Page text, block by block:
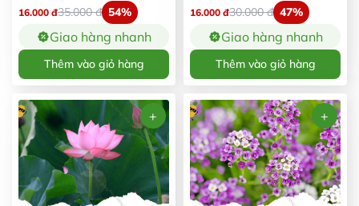
16.000 đ35.000đ 54%
Giao hàng nhanh
Thêm vào giỏ hàng
16.000 đ30.000đ 47%
Giao hàng nhanh
Thêm vào giỏ hàng